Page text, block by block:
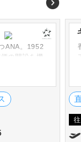
ANA。1952
の開設を機
シートや機
・エアライ
に何度